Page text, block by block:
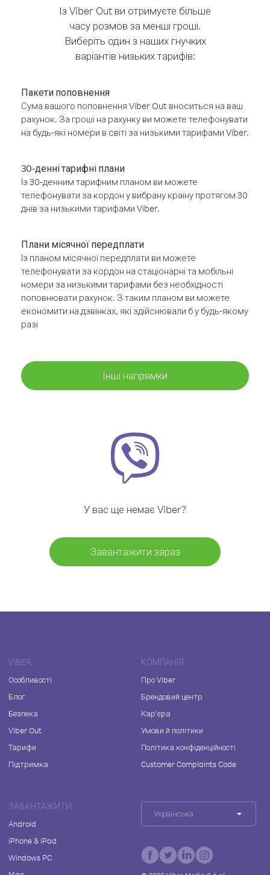
Із Viber Out ви отримуєте більше
часу розмов за менші гроші.
Виберіть один з наших гнучких
варіантів низьких тарифів:
Пакети поповнення
Сума вашого поповнення Viber Out вноситься на ваш
рахунок. За гроші на рахунку ви можете телефонувати
на будь-які номери в світі за низькими тарифами Viber.
30-денні тарифні плани
Із 30-денним тарифним планом ви можете
телефонувати за кордон у вибрану країну протягом 30
днів за низькими тарифами Viber.
Плани місячної передплати
Із планом місячної передплати ви можете
телефонувати за кордон на стаціонарні та мобільні
номери за низькими тарифами без необхідності
поповнювати рахунок. З таким планом ви можете
економити на дзвінках, які здійснювали б у будь-якому
разі
Інші напрямки
У вас ще немає Viber?
Завантажити зараз
VIBER
Особливості
Блог
Безпека
Viber Out
Тарифи
Підтримка
КОМПАНІЯ
Про Viber
Брендовий центр
Кар'єра
Умови й політики
Політика конфіденційності
Customer Complaints Code
ЗАВАНТАЖИТИ
Android
iPhone & iPad
Windows PC
Українська